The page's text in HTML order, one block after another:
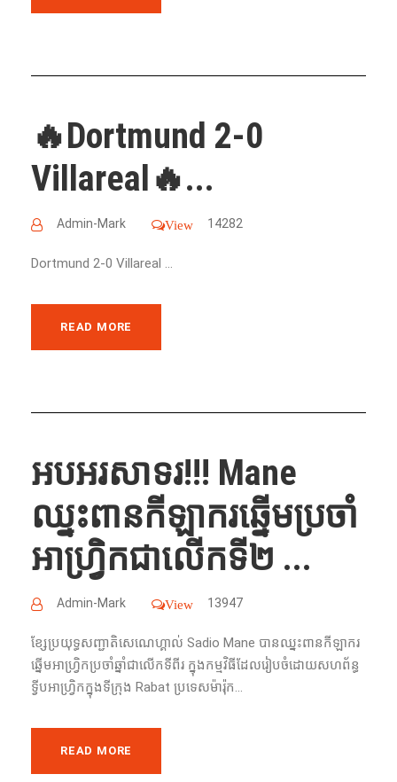
🔥Dortmund 2-0
Villareal🔥...
Admin-Mark View 14282
Dortmund 2-0 Villareal ...
READ MORE
អបអរសាទរ!!! Mane
ឈ្នះពានកីឡាករ​ឆ្នើម​ប្រចាំ​
អាហ្រ្វិក​ជា​លើក​​ទី​២​ ...
Admin-Mark View 13947
ខ្សែប្រយុទ្ធសញ្ជាតិ​សេណេហ្គាល់​​ Sadio Mane បាន​ឈ្នះ​ពាន​​កីឡាករ​
ឆ្នើម​​អាហ្រ្វិកប្រចាំ​ឆ្នាំ​​​ជា​លើក​ទី​ពីរ​​​ ក្នុង​កម្មវិធី​ដែល​រៀបចំ​ដោយ​សហព័ន្ធ​
ទ្វីប​អាហ្រ្វិក​​ក្នុង​ទីក្រុង Rabat ប្រទេស​ម៉ារ៉ុក...
READ MORE